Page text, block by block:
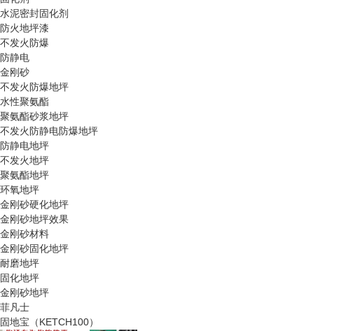
水泥密封固化剂
防火地坪漆
不发火防爆
防静电
金刚砂
不发火防爆地坪
水性聚氨酯
聚氨酯砂浆地坪
不发火防静电防爆地坪
防静电地坪
不发火地坪
聚氨酯地坪
环氧地坪
金刚砂硬化地坪
金刚砂地坪效果
金刚砂材料
金刚砂固化地坪
耐磨地坪
固化地坪
金刚砂地坪
菲凡士
固地宝（KETCH100）